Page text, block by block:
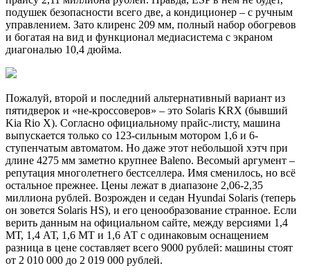
подушек безопасности всего две, а кондиционер – с ручным
управлением. Зато клиренс 209 мм, полный набор обогревов
и богатая на вид и функционал медиасистема с экраном
диагональю 10,4 дюйма.
Пожалуй, второй и последний альтернативный вариант из
пятидверок и «не-кроссоверов» – это Solaris KRX (бывший
Kia Rio X). Согласно официальному прайс-листу, машина
выпускается только со 123-сильным мотором 1,6 и 6-
ступенчатым автоматом. Но даже этот небольшой хэтч при
длине 4275 мм заметно крупнее Baleno. Весомый аргумент –
репутация многолетнего бестселлера. Имя сменилось, но всё
остальное прежнее. Цены лежат в диапазоне 2,06-2,35
миллиона рублей. Возрожден и седан Hyundai Solaris (теперь
он зовется Solaris HS), и его ценообразование странное. Если
верить данным на официальном сайте, между версиями 1,4
МТ, 1,4 АТ, 1,6 МТ и 1,6 АТ с одинаковым оснащением
разница в цене составляет всего 9000 рублей: машины стоят
от 2 010 000 до 2 019 000 рублей.